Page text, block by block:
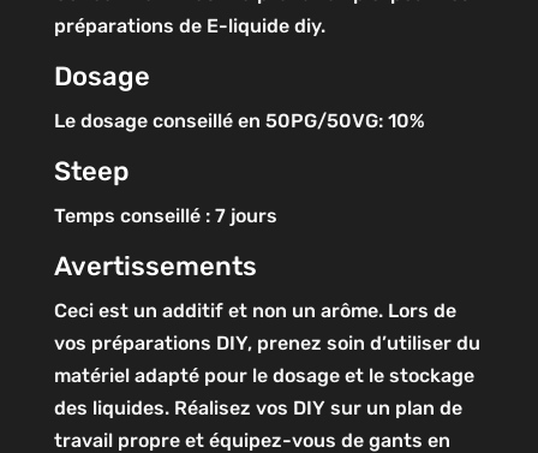
préparations de E-liquide diy.
Dosage
Le dosage conseillé en 50PG/50VG: 10%
Steep
Temps conseillé : 7 jours
Avertissements
Ceci est un additif et non un arôme. Lors de
vos préparations DIY, prenez soin d’utiliser du
matériel adapté pour le dosage et le stockage
des liquides. Réalisez vos DIY sur un plan de
travail propre et équipez-vous de gants en